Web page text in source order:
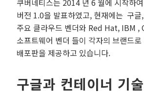
버전 1.0을 발표하였고, 현재에는 구글
주요 클라우드 벤더와 Red Hat, IBM ,
소프트웨어 벤더 들이 각자의 브랜드
배포판을 제공하고 있습니다.
구글과 컨테이너 기술